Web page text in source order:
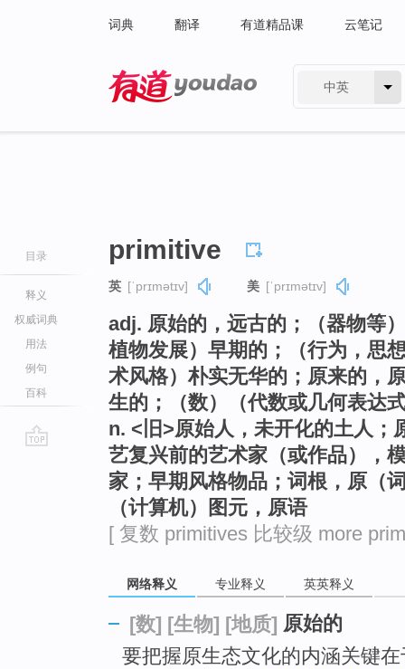
词典 翻译 有道精品课 云笔记
中英
目录
释义
权威词典
用法
例句
百科
primitive
英 [ˈprɪmətɪv] 美 [ˈprɪmətɪv]
adj. 原始的，远古的；（器物等
植物发展）早期的；（行为，思
术风格）朴实无华的；原来的，
生的；（数）（代数或几何表达
n. <旧>原始人，未开化的土人；
艺复兴前的艺术家（或作品），
家；早期风格物品；词根，原（
（计算机）图元，原语
[ 复数 primitives 比较级 more
网络释义 专业释义 英英释义
[数] [生物] [地质] 原始的
要把握原生态文化的内涵关键